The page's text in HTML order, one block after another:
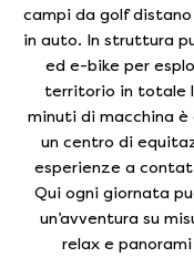
campi da golf
in auto. In struttura
ed e-bike per
territorio in totale
minuti di macchina è
un centro di
esperienze a
Qui ogni giornata
un’avventura su
relax e